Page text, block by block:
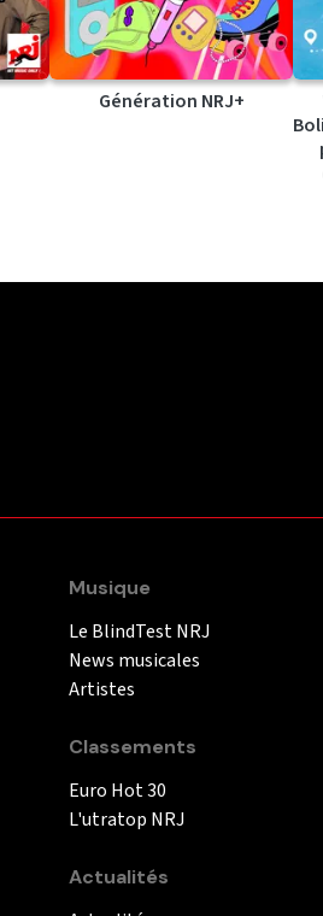
Génération NRJ+
Musique
Le BlindTest NRJ
News musicales
Artistes
Classements
Euro Hot 30
L'utratop NRJ
Actualités